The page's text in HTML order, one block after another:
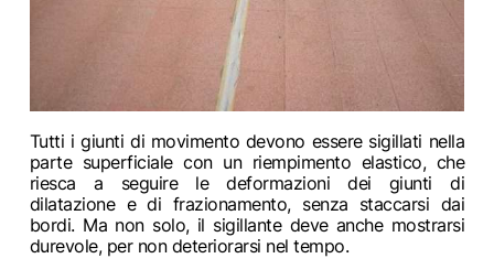
Tutti i giunti di movimento devono essere sigillati nella
parte superficiale con un riempimento elastico, che
riesca a seguire le deformazioni dei giunti di
dilatazione e di frazionamento, senza staccarsi dai
bordi. Ma non solo, il sigillante deve anche mostrarsi
durevole, per non deteriorarsi nel tempo.